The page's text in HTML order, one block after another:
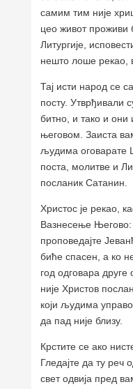
самим тим није
цео живот проживи
Литургије,
нешто лоше рекао,
Тај исти народ се
посту. Утврђивали
битно, и тако и они
његовом. Заиста
људима оговарате
поста, молитве и
посланик Сатанин.
Христос је рекао,
Вазнесење Његово:
проповедајте
биће спасен, а ко
год одговара
није Христов
који људима
да пад није близу.
Крстите се ако
Гледајте да ту реч
свет одвија пред